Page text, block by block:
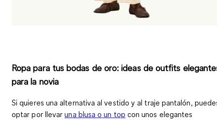
Ropa para tus bodas de oro: ideas de outfits
para la novia
Si quieres una alternativa al vestido y al traje pantalón,
optar por llevaruna blusa o un top con unos elegantes